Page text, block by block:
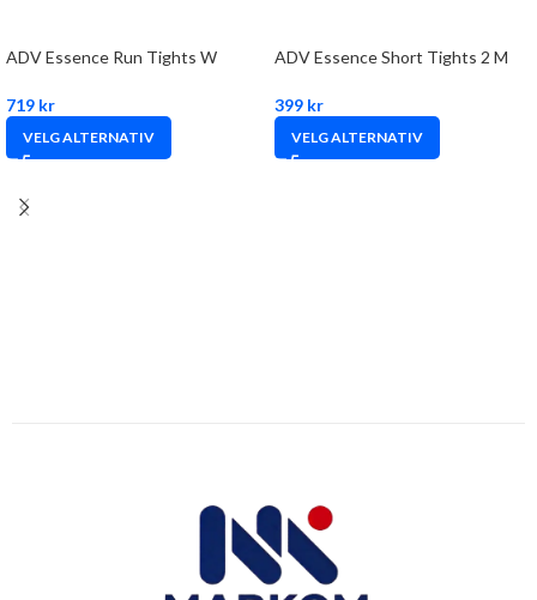
ADV Essence Run Tights W
719 kr
VELG ALTERNATIV
ADV Essence Short Tights 2 M
399 kr
VELG ALTERNATIV